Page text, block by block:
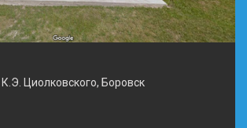
Циолковского, Боровск